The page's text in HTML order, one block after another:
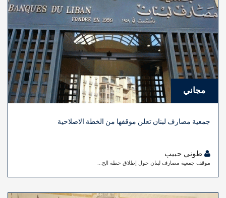
مجاني
جمعية مصارف لبنان تعلن موقفها من الخطة الاصلاحية
موقف جمعية مصارف لبنان حول إطلاق خطة الح...